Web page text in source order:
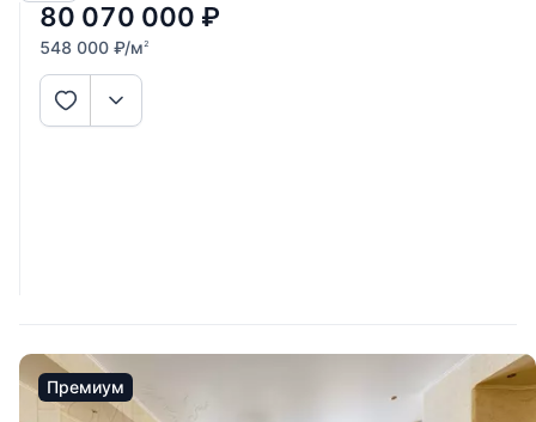
ЖК премиум класса Воробьевы
80 070 000 ₽
548 000 ₽/м2
Премиум